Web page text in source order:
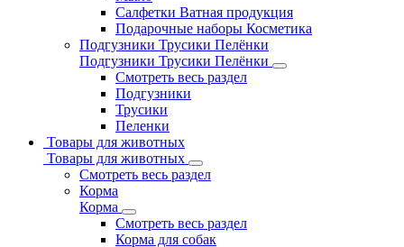
Салфетки Ватная продукция
Подарочные наборы Косметика
Подгузники Трусики Пелёнки
Подгузники Трусики Пелёнки
Смотреть весь раздел
Подгузники
Трусики
Пеленки
Товары для животных
Товары для животных
Смотреть весь раздел
Корма
Корма
Смотреть весь раздел
Корма для собак